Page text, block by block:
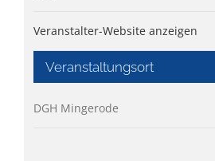
Veranstaltungsort
DGH Mingerode
Veranstalter-Website anzeigen